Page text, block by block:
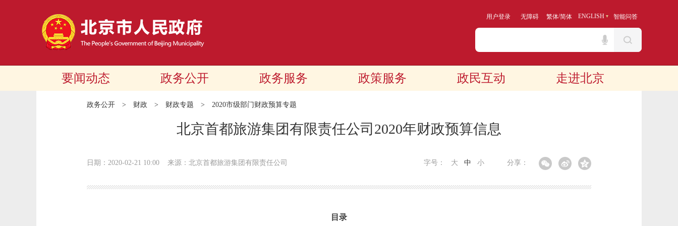
用户登录 无障碍 繁体/简体 ENGLISH 智能问答
要闻动态 政务公开 政务服务 政策服务 政民互动 走进北京
政务公开 > 财政 > 财政专题 > 2020市级部门财政预算专题
北京首都旅游集团有限责任公司2020年财政预算信息
日期：2020-02-21 10:00 来源：北京首都旅游集团有限责任公司 分享：
字号： 大 中 小
目录